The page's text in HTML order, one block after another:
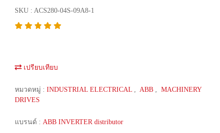
SKU : ACS280-04S-09A8-1
เปรียบเทียบ
หมวดหมู่ : INDUSTRIAL ELECTRICAL , ABB , MACHINERY
DRIVES
แบรนด์ : ABB INVERTER distributor